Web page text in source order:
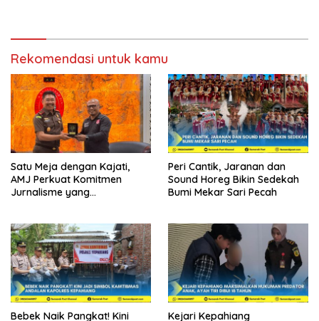
Rekomendasi untuk kamu
Satu Meja dengan Kajati,
AMJ Perkuat Komitmen
Jurnalisme yang
Peri Cantik, Jaranan dan
Sound Horeg Bikin Sedekah
Bumi Mekar Sari Pecah
Bebek Naik Pangkat! Kini
Kejari Kepahiang